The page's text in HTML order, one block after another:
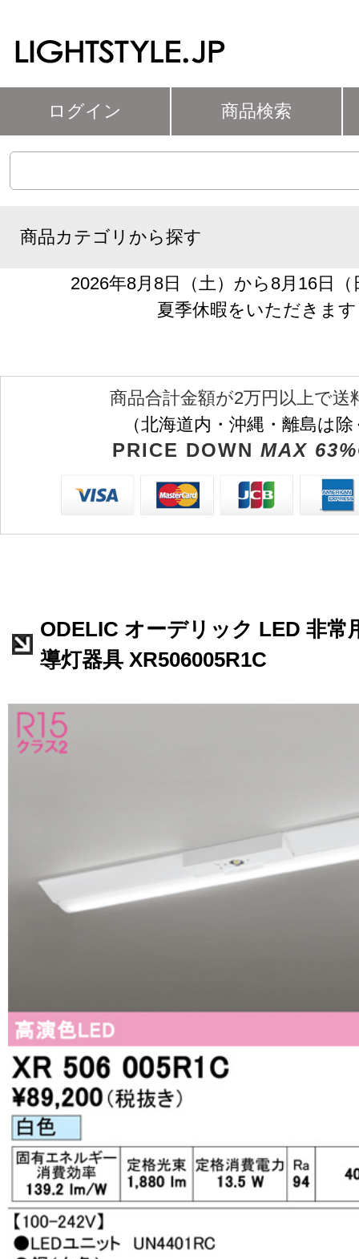
ログイン 商品検索
商品カテゴリから探す
2026年8月8日（土）から8月16日
夏季休暇をいただきます
商品合計金額が2万円以上で送
（北海道内・沖縄・離島は
PRICE DOWN MAX
ODELIC オーデリック LED 非常
導灯器具 XR506005R1C